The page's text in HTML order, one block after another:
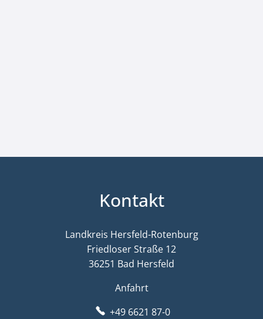
Kontakt
Landkreis Hersfeld-Rotenburg
Friedloser Straße 12
36251 Bad Hersfeld
Anfahrt
+49 6621 87-0